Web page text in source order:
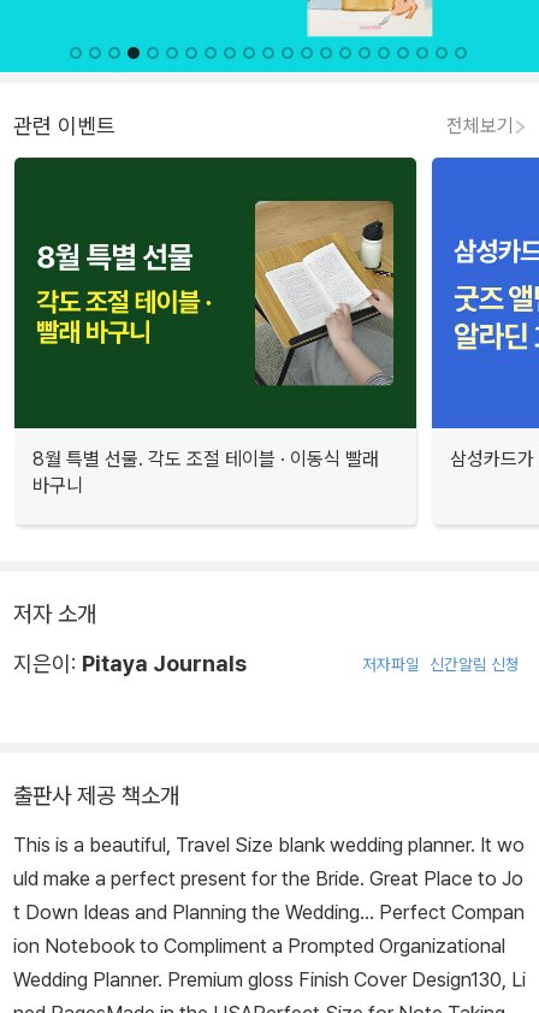
관련 이벤트 전체보기
8월 특별 선물. 각도 조절 테이블 · 이동식 빨래
바구니
삼성카드
저자 소개
지은이: Pitaya Journals 저자파일 신간알림 신청
출판사 제공 책소개
This is a beautiful, Travel Size blank wedding planner. It wo
uld make a perfect present for the Bride. Great Place to Jo
t Down Ideas and Planning the Wedding... Perfect Compan
ion Notebook to Compliment a Prompted Organizational
Wedding Planner. Premium gloss Finish Cover Design130, Li